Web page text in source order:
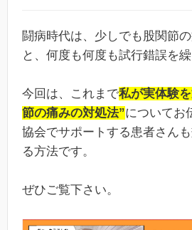
闘病時代は、少しでも股関節
と、何度も何度も試行錯誤を繰
今回は、これまで私が実体験
節の痛みの対処法”についてお
協会でサポートする患者さん
る方法です。
ぜひご覧下さい。